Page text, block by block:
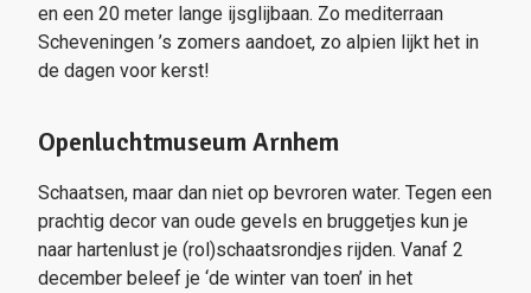
en een 20 meter lange ijsglijbaan. Zo mediterraan
Scheveningen ’s zomers aandoet, zo alpien lijkt het in
de dagen voor kerst!
Openluchtmuseum Arnhem
Schaatsen, maar dan niet op bevroren water. Tegen een
prachtig decor van oude gevels en bruggetjes kun je
naar hartenlust je (rol)schaatsrondjes rijden. Vanaf 2
december beleef je ‘de winter van toen’ in het